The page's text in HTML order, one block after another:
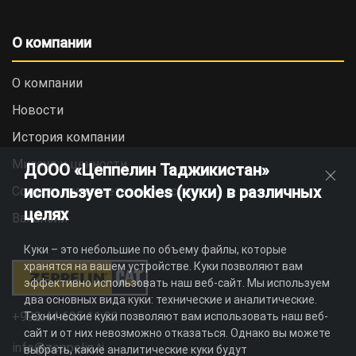
О компании
О компании
Новости
История компании
Миссия и ценности
Социальная ответственность
Вакансии
+992 44 625 11 22
info@zeppelin.tj
ДООО «Цеппелин Таджикистан»
использует cookies (куки) в различных
целях
Куки – это небольшие по объему файлы, которые
хранятся на вашем устройстве. Куки позволяют вам
эффективно использовать наш веб-сайт. Мы используем
два основных вида куки: технические и аналитические.
Технические куки позволяют вам использовать наш веб-
сайт и от них невозможно отказаться. Однако вы можете
выбрать, какие аналитические куки будут